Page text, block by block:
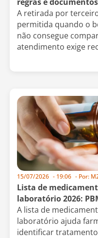
A retirada por
permitida quando o
não consegue
atendimento exige
15/07/2026 - 19:06 - Por:
Lista de
laboratório 2026:
A lista de
laboratório ajuda
identificar